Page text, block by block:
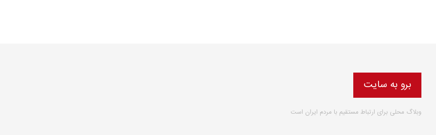
برو به سایت
وبلاگ محلی برای ارتباط مستقیم با مردم ایران است